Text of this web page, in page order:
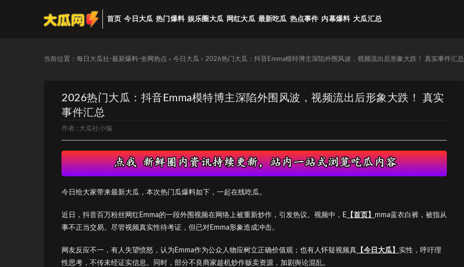
首页 今日大瓜 热门爆料 娱乐圈大瓜 网红大瓜 最新吃瓜 热点事件 内幕爆料 大瓜汇总
当前位置： 每日大瓜社-最新爆料-全网热点 > 今日大瓜 > 2026热门大瓜：抖音Emma模特博主深陷外围风波，视频流出后形象大跌！ 真实事件汇总
2026热门大瓜：抖音Emma模特博主深陷外围风波，视频流出后形象大跌！ 真实
事件汇总
作者 : 大瓜社小编
今日给大家带来最新大瓜，本次热门瓜爆料如下，一起在线吃瓜。
近日，抖音百万粉丝网红Emma的一段外围视频在网络上被重新炒作，引发热议。视频中，E 【首页】 mma蓝衣白裤，被指从
事不正当交易。尽管视频真实性待考证，但已对Emma形象造成冲击。
网友反应不一，有人失望愤怒，认为Emma作为公众人物应树立正确价值观；也有人怀疑视频真 【今日大瓜】 实性，呼吁理
性思考，不传未经证实信息。同时，部分不良商家趁机炒作贩卖资源，加剧舆论混乱。